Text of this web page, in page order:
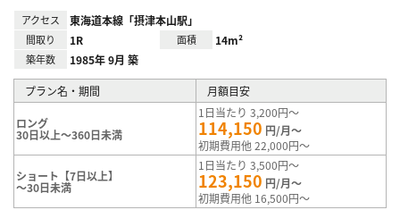
アクセス 東海道本線「摂津本山駅」
間取り 1R 面積 14m²
築年数 1985年 9月 築
プラン名・期間 月額目安
ロング
30日以上～360日未満
1日当たり 3,200円～
114,150 円/月～
初期費用他 22,000円～
ショート【7日以上】
～30日未満
1日当たり 3,500円～
123,150 円/月～
初期費用他 16,500円～